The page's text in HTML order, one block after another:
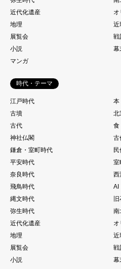
近代化遺産
オ
地理
近
展覧会
戦
小説
幕
マンガ
時代・テーマ
江戸時代
本
古墳
北
古代
食
神社仏閣
古
鎌倉・室町時代
民
平安時代
室
奈良時代
西
飛鳥時代
AI
縄文時代
弥生時代
南
近代化遺産
オ
地理
近
展覧会
戦
小説
幕